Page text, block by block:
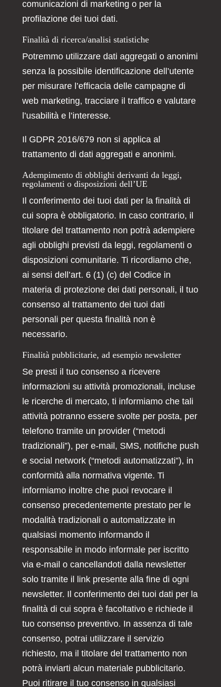
comunicazioni di marketing o per la
profilazione dei tuoi dati.
Finalità di ricerca/analisi statistiche
Potremmo utilizzare dati aggregati o anonimi
senza la possibile identificazione dell’utente
per misurare l’efficacia delle campagne di
web marketing, tracciare il traffico e valutare
l’usabilità e l’interesse.
Il GDPR 2016/679 non si applica al
trattamento di dati aggregati e anonimi.
Adempimento di obblighi derivanti da leggi,
regolamenti o disposizioni dell’UE
Il conferimento dei tuoi dati per la finalità di
cui sopra è obbligatorio. In caso contrario, il
titolare del trattamento non potrà adempiere
agli obblighi previsti da leggi, regolamenti o
disposizioni comunitarie. Ti ricordiamo che,
ai sensi dell’art. 6 (1) (c) del Codice in
materia di protezione dei dati personali, il tuo
consenso al trattamento dei tuoi dati
personali per questa finalità non è
necessario.
Finalità pubblicitarie, ad esempio newsletter
Se presti il tuo consenso a ricevere
informazioni su attività promozionali, incluse
le ricerche di mercato, ti informiamo che tali
attività potranno essere svolte per posta, per
telefono tramite un provider (“metodi
tradizionali”), per e-mail, SMS, notifiche push
e social network (“metodi automatizzati”), in
conformità alla normativa vigente. Ti
informiamo inoltre che puoi revocare il
consenso precedentemente prestato per le
modalità tradizionali o automatizzate in
qualsiasi momento informando il
responsabile in modo informale per iscritto
via e-mail o cancellandoti dalla newsletter
solo tramite il link presente alla fine di ogni
newsletter. Il conferimento dei tuoi dati per la
finalità di cui sopra è facoltativo e richiede il
tuo consenso preventivo. In assenza di tale
consenso, potrai utilizzare il servizio
richiesto, ma il titolare del trattamento non
potrà inviarti alcun materiale pubblicitario.
Puoi ritirare il tuo consenso in qualsiasi